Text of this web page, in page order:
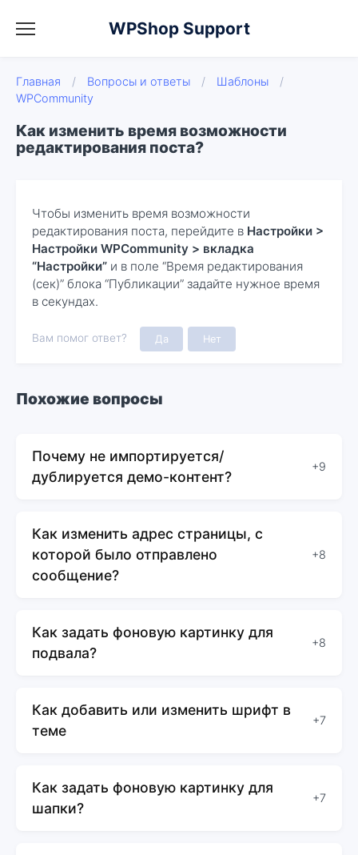
WPShop Support
Главная / Вопросы и ответы / Шаблоны
/
WPCommunity
Как изменить время возможности
редактирования поста?
Чтобы изменить время возможности
редактирования поста, перейдите в Настройки >
Настройки WPCommunity > вкладка
“Настройки” и в поле “Время редактирования
(сек)” блока “Публикации” задайте нужное время
в секундах.
Вам помог ответ? Да Нет
Похожие вопросы
Почему не импортируется/
дублируется демо-контент?
+9
Как изменить адрес страницы, с
которой было отправлено
сообщение?
+8
Как задать фоновую картинку для
подвала?
+8
Как добавить или изменить шрифт в
теме
+7
Как задать фоновую картинку для
шапки?
+7